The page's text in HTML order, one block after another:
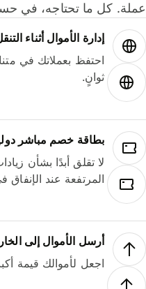
كل ما تحتاجه، في
إدارة الأموال أثناء التنقل
احتفظ بعملاتك في
ثوانٍ.
بطاقة خصم مباشر دولية
لا تقلق أبدًا بشأن
المرتفعة عند الإنفاق في
أرسل الأموال إلى
اجعل لأموالك قيمة